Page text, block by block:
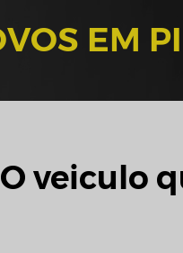
EM
O veiculo